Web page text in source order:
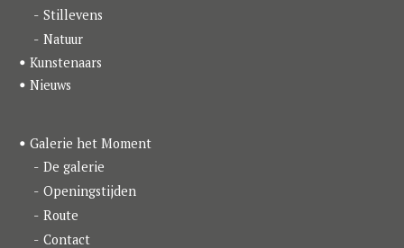
Stillevens
Natuur
Kunstenaars
Nieuws
Galerie het Moment
De galerie
Openingstijden
Route
Contact